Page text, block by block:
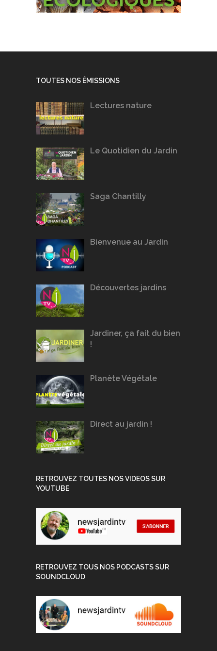
TOUTES NOS ÉMISSIONS
Lectures nature
Le Quotidien du Jardin
Saga Chantilly
Bienvenue au Jardin
Découvertes jardins
Jardiner, ça fait du bien
!
Planète Végétale
Direct au jardin !
RETROUVEZ TOUTES NOS VIDEOS SUR
YOUTUBE
RETROUVEZ TOUS NOS PODCASTS SUR
SOUNDCLOUD